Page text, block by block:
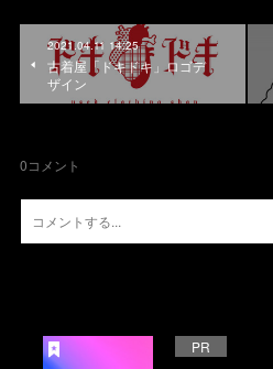
2021.04.11 14:25
古着屋「ドキドキ」ロゴデ
ザイン
0コメント
PR